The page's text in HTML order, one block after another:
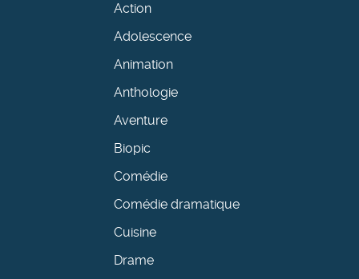
Action
Adolescence
Animation
Anthologie
Aventure
Biopic
Comédie
Comédie dramatique
Cuisine
Drame